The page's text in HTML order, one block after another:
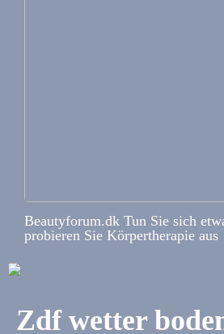
Beautyforum.dk Tun Sie sich
probieren Sie Körpertherapie aus
Zdf wetter